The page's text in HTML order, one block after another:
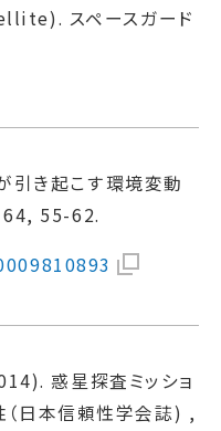
スペースガード
引き起こす環境変動
64, 55-62.
惑星探査ミッショ
日本信頼性学会誌) ,